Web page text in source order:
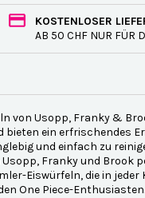
KOSTENLOSER
AB 50 CHF NUR FÜR
von Usopp, Franky &
ein erfrischendes
und einfach zu
Franky und Brook
Eiswürfeln, die in jeder
One Piece-